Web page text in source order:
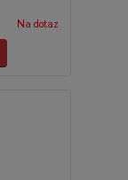
Na dotaz